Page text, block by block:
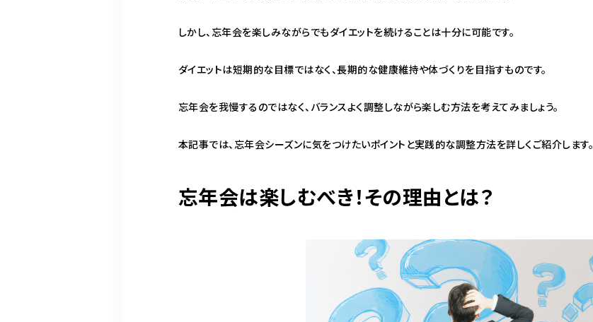
しかし、忘年会を楽しみながらでもダイエットを続けることは十分に可能です。
ダイエットは短期的な目標ではなく、長期的な健康維持や体づくりを目指すものです。
忘年会を我慢するのではなく、バランスよく調整しながら楽しむ方法を考えてみましょう。
本記事では、忘年会シーズンに気をつけたいポイントと実践的な調整方法を詳しくご紹介します。
忘年会は楽しむべき！その理由とは？